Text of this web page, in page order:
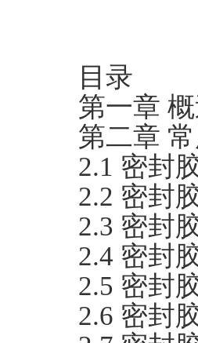
目录
第一章
第二章
2.1 密封
2.2 密封
2.3 密封
2.4 密封
2.5 密封
2.6 密封